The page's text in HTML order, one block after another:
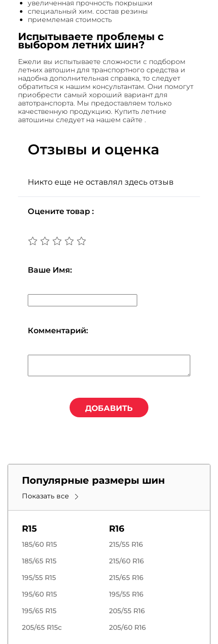
увеличенная прочность покрышки
специальный хим. состав резины
приемлемая стоимость
Испытываете проблемы с
выбором летних шин?
Ежели вы испытываете сложности с подбором
летних автошин для транспортного средства и
надобна дополнительная справка, то следует
обратиться к нашим консультантам. Они помогут
приобрести самый хороший вариант для
автотранспорта. Мы предоставляем только
качественную продукцию. Купить летние
автошины следует на нашем сайте .
Отзывы и оценка
Никто еще не оставлял здесь отзыв
Оцените товар :
Ваше Имя:
Комментарий:
ДОБАВИТЬ
Популярные размеры шин
Показать все
R15
185/60 R15
185/65 R15
195/55 R15
195/60 R15
195/65 R15
205/65 R15c
R16
215/55 R16
215/60 R16
215/65 R16
195/55 R16
205/55 R16
205/60 R16